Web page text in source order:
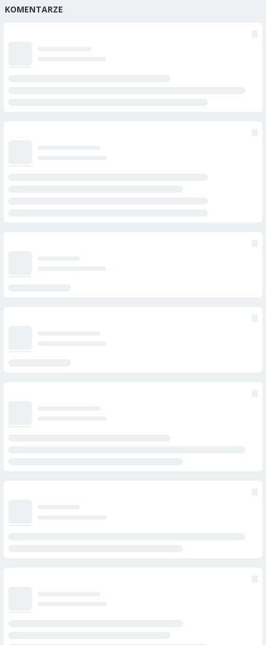
KOMENTARZE